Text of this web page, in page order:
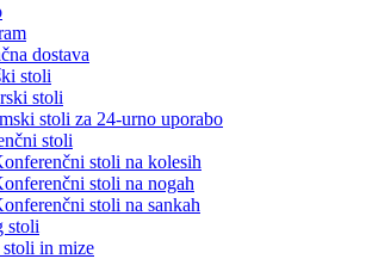
dostava
stoli
stoli
stoli za 24-urno uporabo
stoli
stoli na kolesih
stoli na nogah
stoli na sankah
stoli
in mize